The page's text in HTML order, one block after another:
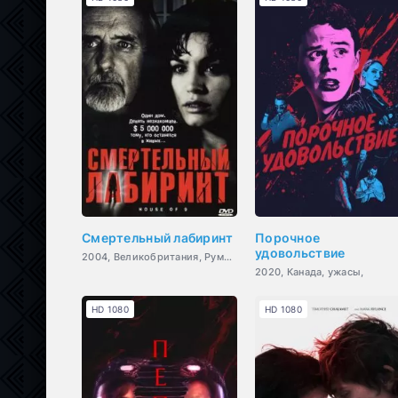
Смертельный лабиринт
2004, Великобритания, Румыния, Германия, Франция, ужасы,
Порочное
удовольствие
2020, Канада, ужасы,
HD 1080 HD 1080